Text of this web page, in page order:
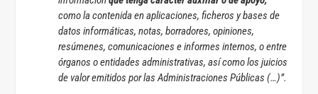
como la contenida en aplicaciones, ficheros y bases de
datos informáticas, notas, borradores, opiniones,
resúmenes, comunicaciones e informes internos, o entre
órganos o entidades administrativas, así como los juicios
de valor emitidos por las Administraciones Públicas (…)”.